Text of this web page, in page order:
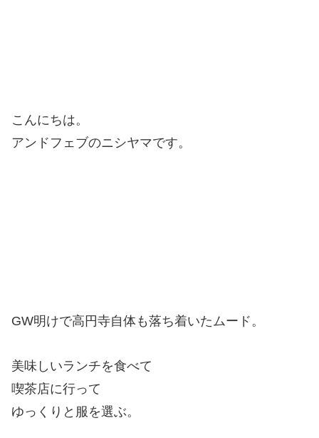
こんにちは。
アンドフェブのニシヤマです。
GW明けで高円寺自体も落ち着いたムード。
美味しいランチを食べて
喫茶店に行って
ゆっくりと服を選ぶ。